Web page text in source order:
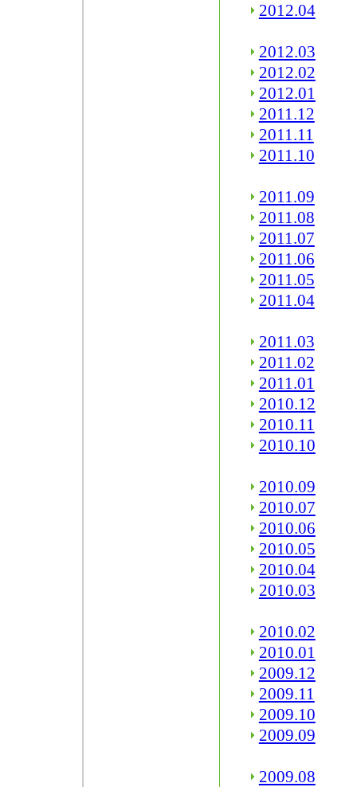
2012.04
2012.03
2012.02
2012.01
2011.12
2011.11
2011.10
2011.09
2011.08
2011.07
2011.06
2011.05
2011.04
2011.03
2011.02
2011.01
2010.12
2010.11
2010.10
2010.09
2010.07
2010.06
2010.05
2010.04
2010.03
2010.02
2010.01
2009.12
2009.11
2009.10
2009.09
2009.08